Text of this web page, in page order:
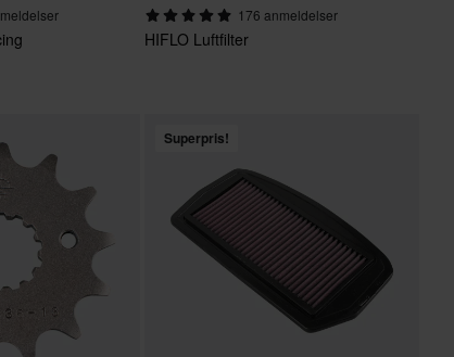
176 anmeldelser
HIFLO Luftfilter
Superpris!